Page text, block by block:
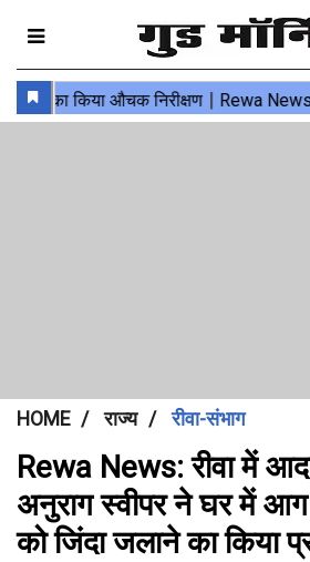
HOME राज्य रीवा-संभाग
Rewa News: रीवा में
अनुराग स्वीपर ने घर में
को जिंदा जलाने का किया